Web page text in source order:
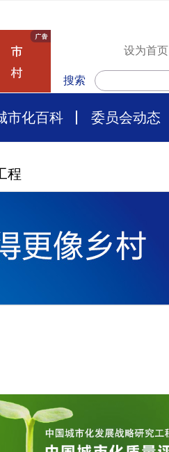
设为首页
搜索
市化百科 委员会动态
程